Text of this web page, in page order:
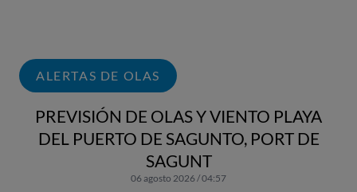
ALERTAS DE OLAS
PREVISIÓN DE OLAS Y VIENTO PLAYA
DEL PUERTO DE SAGUNTO, PORT DE
SAGUNT
06 agosto 2026 / 04:57